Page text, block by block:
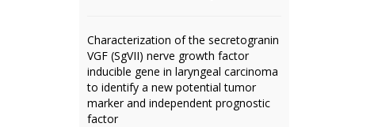
Characterization of the secretogranin
VGF (SgVII) nerve growth factor
inducible gene in laryngeal carcinoma
to identify a new potential tumor
marker and independent prognostic
factor